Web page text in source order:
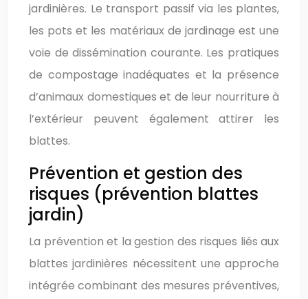
jardinières. Le transport passif via les plantes,
les pots et les matériaux de jardinage est une
voie de dissémination courante. Les pratiques
de compostage inadéquates et la présence
d’animaux domestiques et de leur nourriture à
l’extérieur peuvent également attirer les
blattes.
Prévention et gestion des
risques (prévention blattes
jardin)
La prévention et la gestion des risques liés aux
blattes jardinières nécessitent une approche
intégrée combinant des mesures préventives,